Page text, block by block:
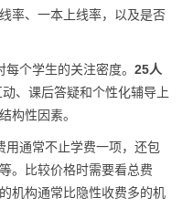
率、一本上线率，以及是否
个学生的关注密度。 25人
、课后答疑和个性化辅导上
构性因素。
用通常不止学费一项，还包
。比较价格时需要看总费
机构通常比隐性收费多的机